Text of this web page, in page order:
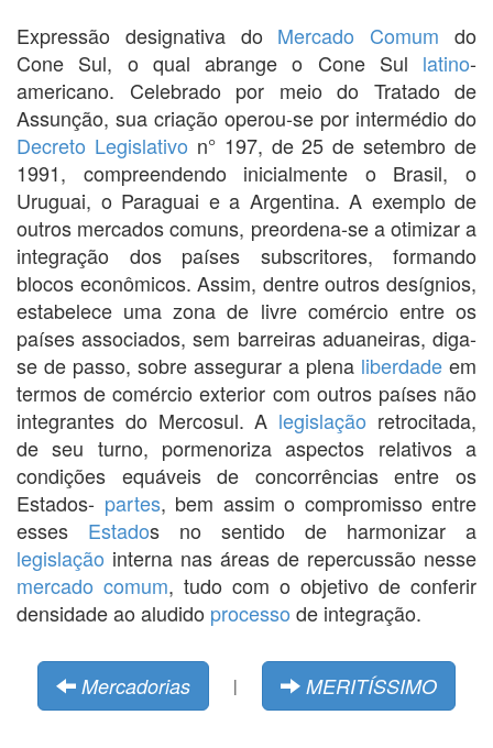
Expressão designativa do Mercado Comum do
Cone Sul, o qual abrange o Cone Sul latino-
americano. Celebrado por meio do Tratado de
Assunção, sua criação operou-se por intermédio do
Decreto Legislativo n° 197, de 25 de setembro de
1991, compreendendo inicialmente o Brasil, o
Uruguai, o Paraguai e a Argentina. A exemplo de
outros mercados comuns, preordena-se a otimizar a
integração dos países subscritores, formando
blocos econômicos. Assim, dentre outros desígnios,
estabelece uma zona de livre comércio entre os
países associados, sem barreiras aduaneiras, diga-
se de passo, sobre assegurar a plena liberdade em
termos de comércio exterior com outros países não
integrantes do Mercosul. A legislação retrocitada,
de seu turno, pormenoriza aspectos relativos a
condições equáveis de concorrências entre os
Estados- partes, bem assim o compromisso entre
esses Estados no sentido de harmonizar a
legislação interna nas áreas de repercussão nesse
mercado comum, tudo com o objetivo de conferir
densidade ao aludido processo de integração.
Mercadorias | MERITÍSSIMO